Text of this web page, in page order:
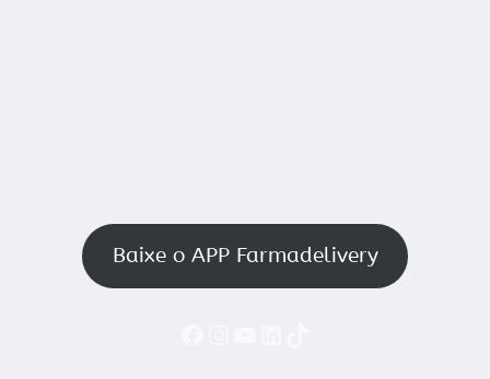
Baixe o APP Farmadelivery